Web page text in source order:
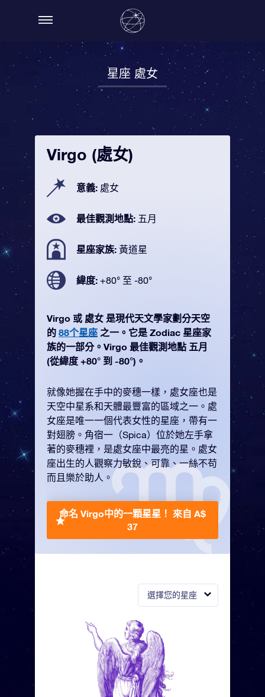
星座 處女
選擇您的星座
Virgo (處女)
意義: 處女
最佳觀測地點: 五月
星座家族: 黃道星
緯度: +80° 至 -80°
Virgo 或 處女 是現代天文學家劃分天空
的 88个星座 之一。它是 Zodiac 星座家
族的一部分。Virgo 最佳觀測地點 五月
(從緯度 +80° 到 -80°)。
就像她握在手中的麥穗一樣，處女座也是
天空中星系和天體最豐富的區域之一。處
女座是唯一一個代表女性的星座，帶有一
對翅膀。角宿一（Spica）位於她左手拿
著的麥穗裡，是處女座中最亮的星。處女
座出生的人觀察力敏銳、可靠、一絲不苟
而且樂於助人。
命名 Virgo中的一顆星星！ 來自 A$
37